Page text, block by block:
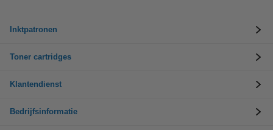
Inktpatronen
Toner cartridges
Klantendienst
Bedrijfsinformatie